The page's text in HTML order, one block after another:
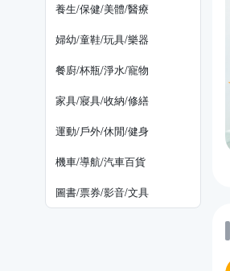
養生/保健/美體/醫療
婦幼/童鞋/玩具/樂器
餐廚/杯瓶/淨水/寵物
家具/寢具/收納/修繕
運動/戶外/休閒/健身
機車/導航/汽車百貨
圖書/票券/影音/文具